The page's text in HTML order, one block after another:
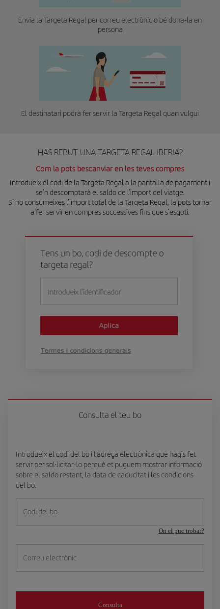
Envia la Targeta Regal per correu electrònic o bé dona-la en
persona
El destinatari podrà fer servir la Targeta Regal quan vulgui
HAS REBUT UNA TARGETA REGAL IBERIA?
Com la pots bescanviar en les teves compres
Introdueix el codi de la Targeta Regal a la pantalla de pagament i
se'n descomptarà el saldo de l'import del viatge.
Si no consumeixes l'import total de la Targeta Regal, la pots tornar
a fer servir en compres successives fins que s'esgoti.
Consulta el teu bo
Introdueix el codi del bo i l'adreça electrònica que hagis fet
servir per sol·licitar-lo perquè et puguem mostrar informació
sobre el saldo restant, la data de caducitat i les condicions
del bo.
Codi del bo
On el puc trobar?
Correu electrònic
Consulta